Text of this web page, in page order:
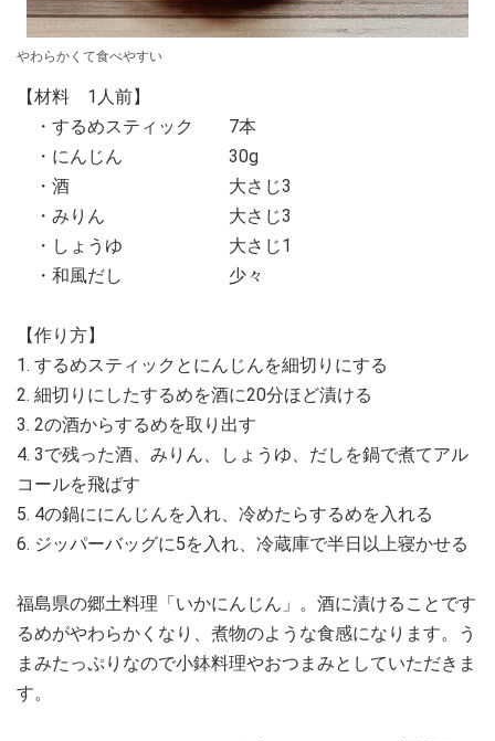
やわらかくて食べやすい
【材料 1人前】
・するめスティック 7本
・にんじん 30g
・酒 大さじ3
・みりん 大さじ3
・しょうゆ 大さじ1
・和風だし 少々
【作り方】
1. するめスティックとにんじんを細切りにする
2. 細切りにしたするめを酒に20分ほど漬ける
3. 2の酒からするめを取り出す
4. 3で残った酒、みりん、しょうゆ、だしを鍋で煮てアル
コールを飛ばす
5. 4の鍋ににんじんを入れ、冷めたらするめを入れる
6. ジッパーバッグに5を入れ、冷蔵庫で半日以上寝かせる
福島県の郷土料理「いかにんじん」。酒に漬けることです
るめがやわらかくなり、煮物のような食感になります。う
まみたっぷりなので小鉢料理やおつまみとしていただきま
す。